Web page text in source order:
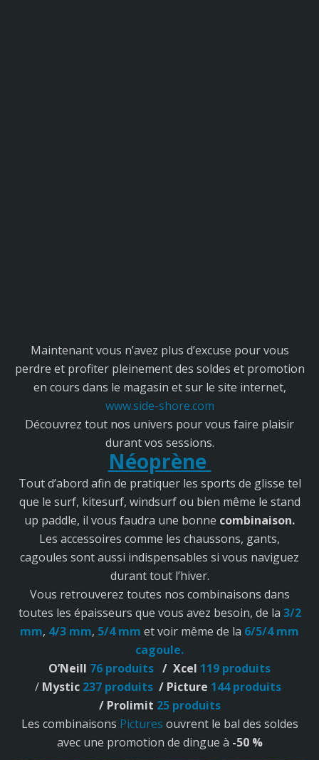
Maintenant vous n’avez plus d’excuse pour vous
perdre et profiter pleinement des soldes et promotion
en cours dans le magasin et sur le site internet,
www.side-shore.com
Découvrez tout nos univers pour vous faire plaisir
durant vos sessions.
Néoprène
Tout d’abord afin de pratiquer les sports de glisse tel
que le surf, kitesurf, windsurf ou bien même le stand
up paddle, il vous faudra une bonne combinaison.
Les accessoires comme les chaussons, gants,
cagoules sont aussi indispensables si vous naviguez
durant tout l’hiver.
Vous retrouverez toutes nos combinaisons dans
toutes les épaisseurs que vous avez besoin, de la 3/2
mm, 4/3 mm, 5/4 mm et voir même de la 6/5/4 mm
cagoule.
O’Neill 76 produits / Xcel 119 produits
/ Mystic 237 produits / Picture 144 produits
/ Prolimit 25 produits
Les combinaisons Pictures ouvrent le bal des soldes
avec une promotion de dingue à -50 %